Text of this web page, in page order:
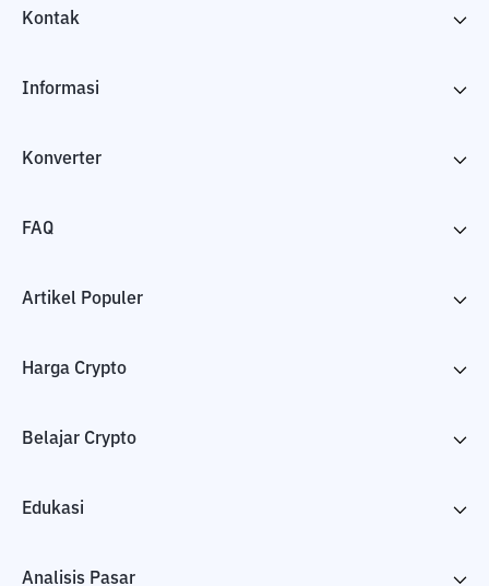
Kontak
Informasi
Konverter
FAQ
Artikel Populer
Harga Crypto
Belajar Crypto
Edukasi
Analisis Pasar